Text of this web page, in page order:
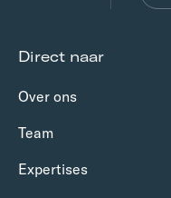
Direct naar
Over ons
Team
Expertises